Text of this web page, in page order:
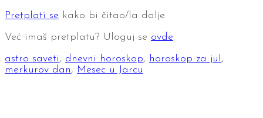
Pretplati se kako bi čitao/la dalje.
Već imaš pretplatu? Uloguj se ovde.
astro saveti, dnevni horoskop, horoskop za jul,
merkurov dan, Mesec u Jarcu